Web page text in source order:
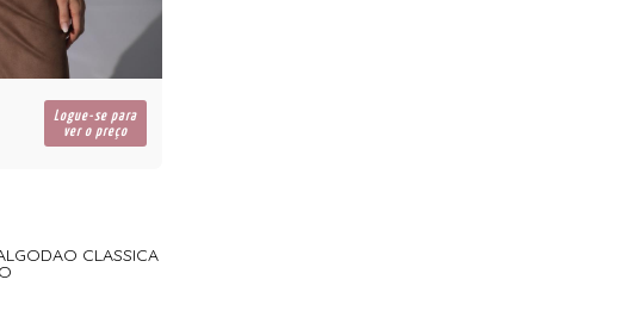
Logue-se para
ver o preço
CLASSICA